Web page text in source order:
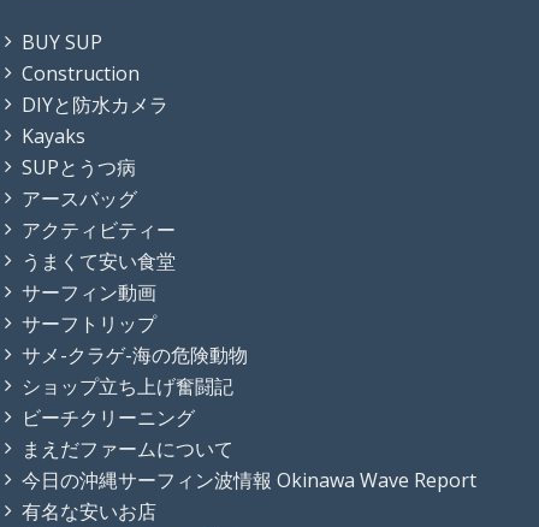
BUY SUP
Construction
DIYと防水カメラ
Kayaks
SUPとうつ病
アースバッグ
アクティビティー
うまくて安い食堂
サーフィン動画
サーフトリップ
サメ-クラゲ-海の危険動物
ショップ立ち上げ奮闘記
ビーチクリーニング
まえだファームについて
今日の沖縄サーフィン波情報 Okinawa Wave Report
有名な安いお店